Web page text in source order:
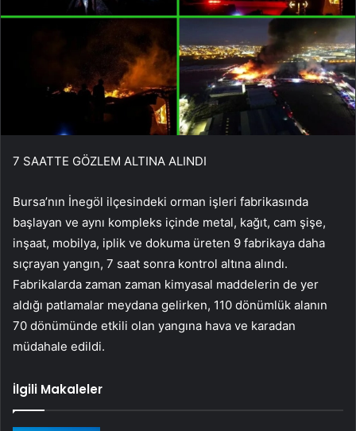
7 SAATTE GÖZLEM ALTINA ALINDI
Bursa’nın İnegöl ilçesindeki orman işleri fabrikasında
başlayan ve aynı kompleks içinde metal, kağıt, cam şişe,
inşaat, mobilya, iplik ve dokuma üreten 9 fabrikaya daha
sıçrayan yangın, 7 saat sonra kontrol altına alındı.
Fabrikalarda zaman zaman kimyasal maddelerin de yer
aldığı patlamalar meydana gelirken, 110 dönümlük alanın
70 dönümünde etkili olan yangına hava ve karadan
müdahale edildi.
İlgili Makaleler